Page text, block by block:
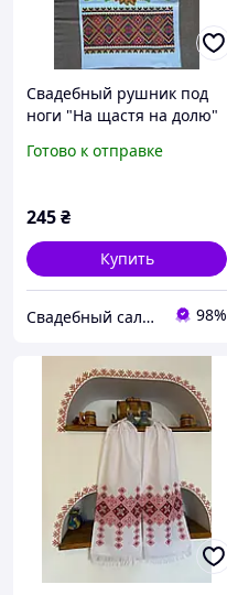
Свадебный рушник под
ноги "На щастя на долю"
Готово к отправке
245₴
Купить
Свадебный салон "ПРИНЦЕССА" 98%